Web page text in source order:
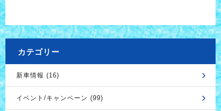
カテゴリー
新車情報 (16)
イベント/キャンペーン (99)